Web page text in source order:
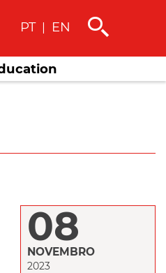
PT | EN
08
NOVEMBRO
2023